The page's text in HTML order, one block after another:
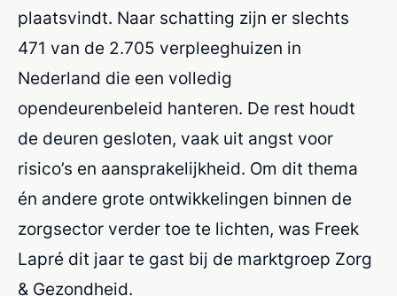
plaatsvindt. Naar schatting zijn er slechts
471 van de 2.705 verpleeghuizen in
Nederland die een volledig
opendeurenbeleid hanteren. De rest houdt
de deuren gesloten, vaak uit angst voor
risico’s en aansprakelijkheid. Om dit thema
én andere grote ontwikkelingen binnen de
zorgsector verder toe te lichten, was Freek
Lapré dit jaar te gast bij de marktgroep Zorg
& Gezondheid.